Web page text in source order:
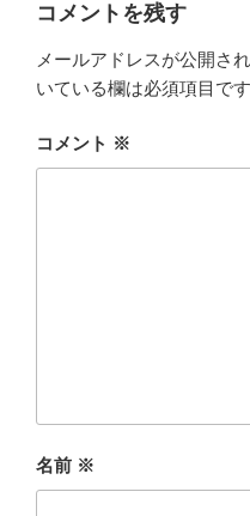
コメントを残す
メールアドレスが公開さ
いている欄は必須項目です
コメント ※
名前 ※